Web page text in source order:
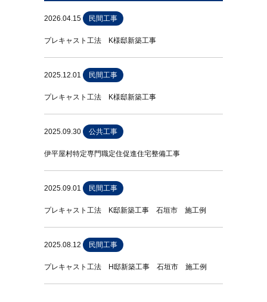
2026.04.15 民間工事
プレキャスト工法 K様邸新築工事
2025.12.01 民間工事
プレキャスト工法 K様邸新築工事
2025.09.30 公共工事
伊平屋村特定専門職定住促進住宅整備工事
2025.09.01 民間工事
プレキャスト工法 K邸新築工事 石垣市 施工例
2025.08.12 民間工事
プレキャスト工法 H邸新築工事 石垣市 施工例